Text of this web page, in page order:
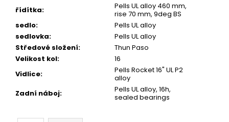
řídítka:
Pells UL alloy 460 mm,
rise 70 mm, 9deg BS
sedlo:
Pells UL alloy
sedlovka:
Pells UL alloy
Středové složení:
Thun Paso
Velikost kol:
16
Vidlice:
Pells Rocket 16" UL P2
alloy
Zadní náboj:
Pells UL alloy, 16h,
sealed bearings